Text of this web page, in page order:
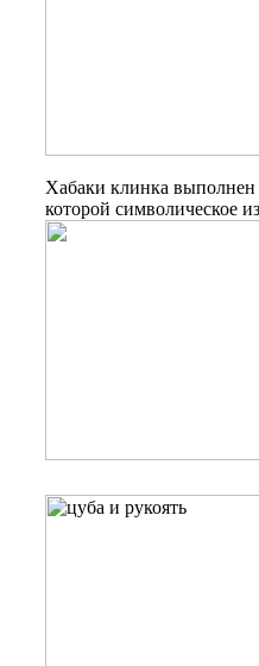
Хабаки клинка выполнен
которой символическое